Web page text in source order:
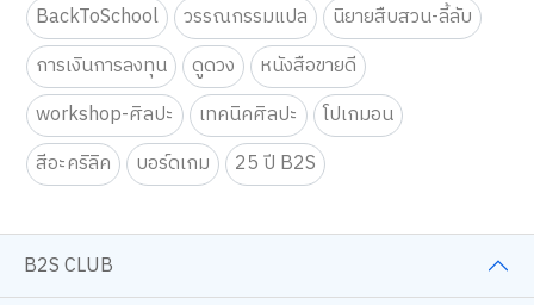
BackToSchool
วรรณกรรมแปล
นิยายสืบสวน-ลี้ลับ
การเงินการลงทุน
ดูดวง
หนังสือขายดี
workshop-ศิลปะ
เทคนิคศิลปะ
โปเกมอน
สีอะคริลิค
บอร์ดเกม 25 ปี B2S
B2S CLUB